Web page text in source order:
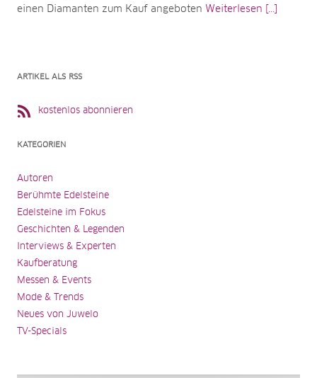
einen Diamanten zum Kauf angeboten Weiterlesen [...]
ARTIKEL ALS RSS
kostenlos abonnieren
KATEGORIEN
Autoren
Berühmte Edelsteine
Edelsteine im Fokus
Geschichten & Legenden
Interviews & Experten
Kaufberatung
Messen & Events
Mode & Trends
Neues von Juwelo
TV-Specials